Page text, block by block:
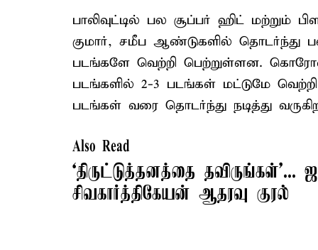
பாலிவுட்டில் பல சூப்பர் ஹிட் மற்றும்
குமார், சமீப ஆண்டுகளில் தொடர்ந்து
படங்களே வெற்றி பெற்றுள்ளன.
படங்களில் 2-3 படங்கள் மட்டுமே
படங்கள் வரை தொடர்ந்து நடித்து
Also Read
‘திருட்டுத்தனத்தை தவிருங்கள்’...
சிவகார்த்திகேயன் ஆதரவு குரல்